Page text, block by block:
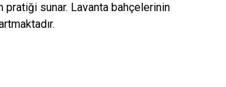
pratiği sunar. Lavanta bahçelerinin